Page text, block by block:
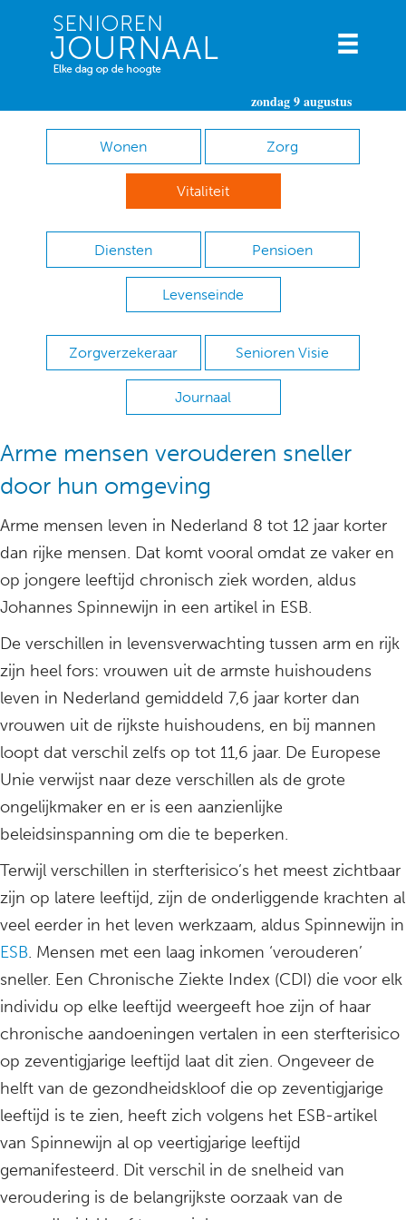
zondag 9 augustus
Wonen Zorg
Vitaliteit
Diensten Pensioen
Levenseinde
Zorgverzekeraar Senioren Visie
Journaal
Arme mensen verouderen sneller
door hun omgeving
Arme mensen leven in Nederland 8 tot 12 jaar korter
dan rijke mensen. Dat komt vooral omdat ze vaker en
op jongere leeftijd chronisch ziek worden, aldus
Johannes Spinnewijn in een artikel in ESB.
De verschillen in levensverwachting tussen arm en rijk
zijn heel fors: vrouwen uit de armste huishoudens
leven in Nederland gemiddeld 7,6 jaar korter dan
vrouwen uit de rijkste huishoudens, en bij mannen
loopt dat verschil zelfs op tot 11,6 jaar. De Europese
Unie verwijst naar deze verschillen als de grote
ongelijkmaker en er is een aanzienlijke
beleidsinspanning om die te beperken.
Terwijl verschillen in sterfterisico’s het meest zichtbaar
zijn op latere leeftijd, zijn de onderliggende krachten al
veel eerder in het leven werkzaam, aldus Spinnewijn in
ESB. Mensen met een laag inkomen ‘verouderen’
sneller. Een Chronische Ziekte Index (CDI) die voor elk
individu op elke leeftijd weergeeft hoe zijn of haar
chronische aandoeningen vertalen in een sterfterisico
op zeventigjarige leeftijd laat dit zien. Ongeveer de
helft van de gezondheidskloof die op zeventigjarige
leeftijd is te zien, heeft zich volgens het ESB-artikel
van Spinnewijn al op veertigjarige leeftijd
gemanifesteerd. Dit verschil in de snelheid van
veroudering is de belangrijkste oorzaak van de